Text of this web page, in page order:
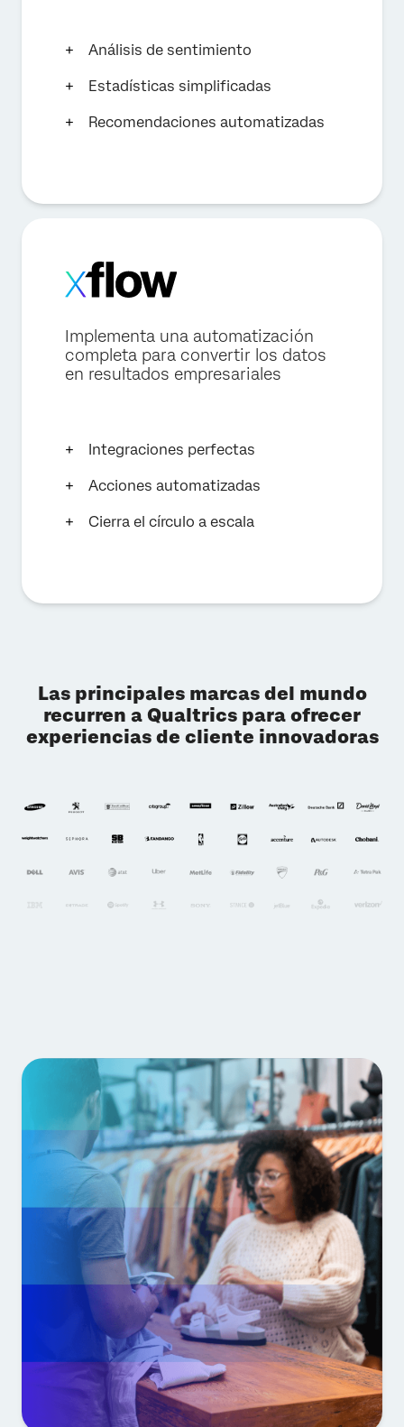
Análisis de sentimiento
Estadísticas simplificadas
Recomendaciones automatizadas
Implementa una automatización
completa para convertir los datos
en resultados empresariales
Integraciones perfectas
Acciones automatizadas
Cierra el círculo a escala
Las principales marcas del mundo
recurren a Qualtrics para ofrecer
experiencias de cliente innovadoras